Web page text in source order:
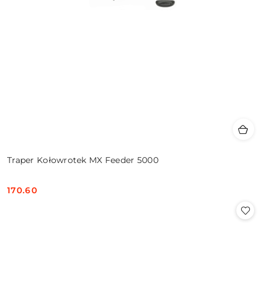
Traper Kołowrotek MX Feeder 5000
Cena:
170.60